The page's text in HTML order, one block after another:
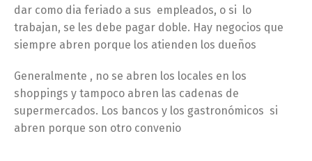
dar como dia feriado a sus empleados, o si lo
trabajan, se les debe pagar doble. Hay negocios que
siempre abren porque los atienden los dueños
Generalmente , no se abren los locales en los
shoppings y tampoco abren las cadenas de
supermercados. Los bancos y los gastronómicos si
abren porque son otro convenio